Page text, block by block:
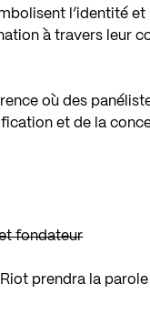
l’identité
à travers leur
où des
et de la
fondateur
prendra la